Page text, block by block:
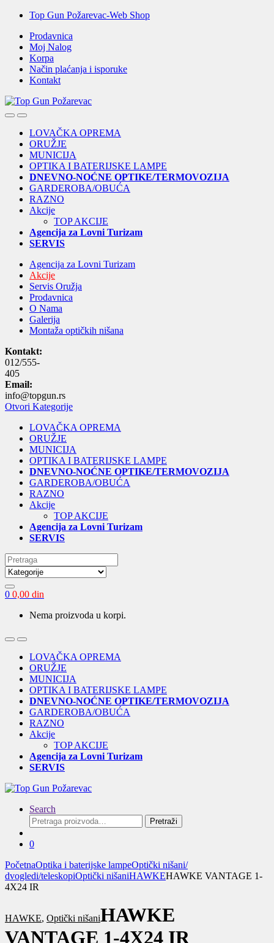
Skip
navigation
Skip
content
Top Gun Požarevac-Web Shop
Prodavnica
Moj Nalog
Korpa
Način plaćanja i isporuke
Kontakt
OpenClose
LOVAČKA OPREMA
ORUŽJE
MUNICIJA
OPTIKA I BATERIJSKE LAMPE
DNEVNO-NOĆNE OPTIKE/TERMOVOZIJA
GARDEROBA/OBUĆA
RAZNO
Akcije
TOP AKCIJE
Agencija za Lovni Turizam
SERVIS
Agencija za Lovni Turizam
Akcije
Servis Oružja
Prodavnica
O Nama
Galerija
Montaža optičkih nišana
Kontakt:
012/555-
405
Email:
info@topgun.rs
Otvori Kategorije
LOVAČKA OPREMA
ORUŽJE
MUNICIJA
OPTIKA I BATERIJSKE LAMPE
DNEVNO-NOĆNE OPTIKE/TERMOVOZIJA
GARDEROBA/OBUĆA
RAZNO
Akcije
TOP AKCIJE
Agencija za Lovni Turizam
SERVIS
Search
for:
0 0,00 din
Nema proizvoda u korpi.
OpenClose
LOVAČKA OPREMA
ORUŽJE
MUNICIJA
OPTIKA I BATERIJSKE LAMPE
DNEVNO-NOĆNE OPTIKE/TERMOVOZIJA
GARDEROBA/OBUĆA
RAZNO
Akcije
TOP AKCIJE
Agencija za Lovni Turizam
SERVIS
Search
Pretraga
za:
Pretraži
0
PočetnaOptika i baterijske lampeOptički nišani/
dvogledi/teleskopiOptički nišaniHAWKEHAWKE VANTAGE 1-
4X24 IR
HAWKE, Optički nišaniHAWKE
VANTAGE 1-4X24 IR